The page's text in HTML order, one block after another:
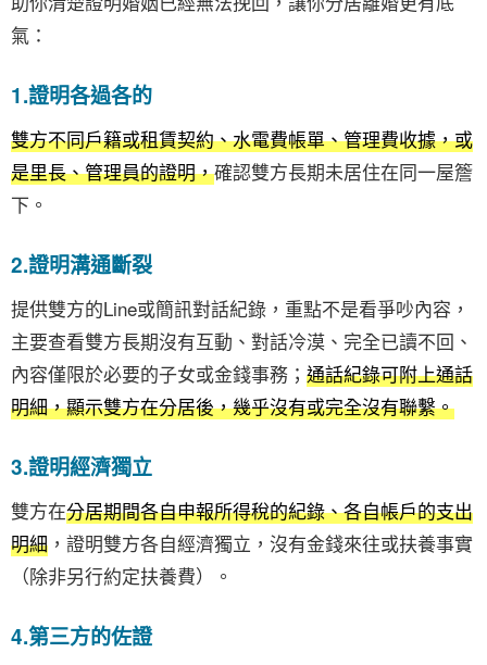
氣：
1.證明各過各的
雙方不同戶籍或租賃契約、水電費帳單、管理費收據，或
是里長、管理員的證明，確認雙方長期未居住在同一屋簷
下。
2.證明溝通斷裂
提供雙方的Line或簡訊對話紀錄，重點不是看爭吵內容，
主要查看雙方長期沒有互動、對話冷漠、完全已讀不回、
內容僅限於必要的子女或金錢事務； 通話紀錄可附上通話
明細，顯示雙方在分居後，幾乎沒有或完全沒有聯繫。
3.證明經濟獨立
雙方在分居期間各自申報所得稅的紀錄、各自帳戶的支出
明細 ，證明雙方各自經濟獨立，沒有金錢來往或扶養事實
（除非另行約定扶養費）。
4.第三方的佐證